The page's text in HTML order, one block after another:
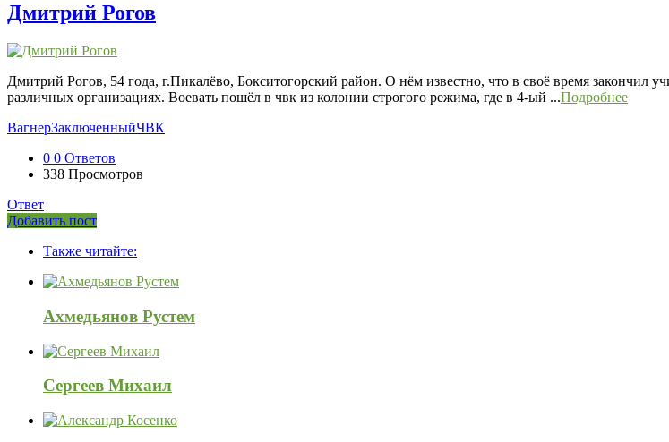
Дмитрий Рогов
Дмитрий Рогов, 54 года, г.Пикалёво, Бокситогорский район. О нём известно, что в своё время закончил
различных организациях. Воевать пошёл в чвк из колонии строгого режима, где в 4-ый ...Подробнее
ВагнерЗаключенныйЧВК
0 0 Ответов
338 Просмотров
Ответ
Боковая
Добавить пост
120x600Также читайте:
Ахмедьянов Рустем
Сергеев Михаил